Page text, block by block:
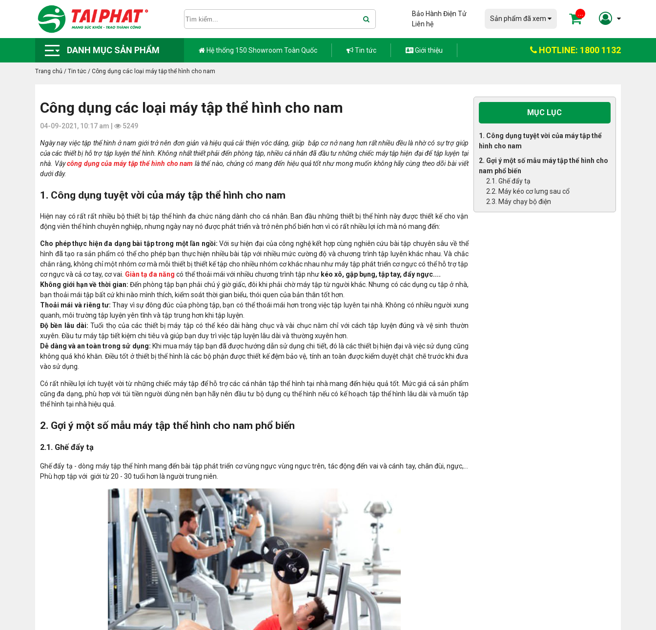
Bảo Hành Điện Tử
Liên hệ
Sản phẩm đã xem
...
DANH MỤC SẢN PHẨM Hệ thống 150 Showroom Toàn Quốc Tin tức Giới thiệu HOTLINE: 1800 1132
Trang chủ / Tin tức / Công dụng các loại máy tập thể hình cho nam
Công dụng các loại máy tập thể hình cho nam
04-09-2021, 10:17 am | 5249
Ngày nay việc tập thể hình ở nam giới trở nên đơn giản và hiệu quả cải thiện vóc dáng, giúp bắp cơ nở nang hơn rất nhiều đều là nhờ có sự trợ giúp
của các thiết bị hỗ trợ tập luyện thể hình. Không nhất thiết phải đến phòng tập, nhiều cá nhân đã đầu tư những chiếc máy tập hiện đại để tập luyện tại
nhà. Vậycông dụng của máy tập thể hình cho nam là thế nào, chúng có mang đến hiệu quả tốt như mong muốn không hãy cùng theo dõi bài viết
dưới đây.
1. Công dụng tuyệt vời của máy tập thể hình cho nam
Hiện nay có rất rất nhiều bộ thiết bị tập thể hình đa chức năng dành cho cá nhân. Ban đầu những thiết bị thể hình này được thiết kế cho vận
động viên thể hình chuyên nghiệp, nhưng ngày nay nó được phát triển và trở nên phổ biến hơn vì có rất nhiều lợi ích mà nó mang đến:
Cho phép thực hiện đa dạng bài tập trong một lần ngồi: Với sự hiện đại của công nghệ kết hợp cùng nghiên cứu bài tập chuyên sâu về thể
hình đã tạo ra sản phẩm có thể cho phép bạn thực hiện nhiều bài tập với nhiều mức cường độ và chương trình tập luyên khác nhau. Và chắc
chắn rằng, không chỉ một nhóm cơ mà mỗi thiết bị thiết kế tập cho nhiều nhóm cơ khác nhau như máy tập phát triển cơ ngực có thể hỗ trợ tập
cơ ngực và cả cơ tay, cơ vai. Giàn tạ đa năng có thể thoải mái với nhiều chương trình tập như kéo xô, gập bụng, tập tay, đẩy ngực....
Không giới hạn về thời gian: Đến phòng tập bạn phải chú ý giờ giấc, đôi khi phải chờ máy tập từ người khác. Nhưng có các dụng cụ tập ở nhà,
bạn thoải mái tập bất cứ khi nào mình thích, kiểm soát thời gian biểu, thói quen của bản thân tốt hơn.
Thoải mái và riêng tư:Thay vì sự đông đúc của phòng tập, bạn có thể thoái mái hơn trong việc tập luyên tại nhà. Không có nhiều người xung
quanh, môi trường tập luyện yên tĩnh và tập trung hơn khi tập luyện.
Độ bền lâu dài:Tuổi thọ của các thiết bị máy tập có thể kéo dài hàng chục và vài chục nằm chỉ với cách tập luyện đúng và vệ sinh thườn
xuyên. Đầu tư máy tập tiết kiệm chi tiêu và giúp bạn duy trì việc tập luyện lâu dài và thường xuyên hơn.
Dễ dàng và an toàn trong sử dụng: Khi mua máy tập bạn đã được hướng dẫn sử dụng chi tiết, đó là các thiết bị hiện đại và việc sử dụng cũng
không quá khó khăn. Điều tốt ở thiết bị thể hình là các bộ phận được thiết kế đệm bảo vệ, tính an toàn được kiểm duyệt chặt chẽ trước khi đưa
vào sử dụng.
Có rất nhiều lợi ích tuyệt vời từ những chiếc máy tập để hỗ trợ các cá nhân tập thể hình tại nhà mang đến hiệu quả tốt. Mức giá cả sản phẩm
cũng đa dạng, phù hơp với túi tiền người dùng nên bạn hãy nên đầu tư bộ dụng cụ thể hình nếu có kế hoạch tập thể hình lâu dài và muốn tập
thể hình tại nhà hiệu quả.
2. Gợi ý một số mẫu máy tập thể hình cho nam phổ biến
2.1. Ghế đẩy tạ
Ghế đẩy tạ - dòng máy tập thể hình mang đến bài tập phát triển cơ vùng ngực vùng ngực trên, tác động đến vai và cánh tay, chân đùi, ngực,…
Phù hợp tập với giới từ 20 - 30 tuổi hơn là người trung niên.
MỤC LỤC
1. Công dụng tuyệt vời của máy tập thể
hình cho nam
2. Gợi ý một số mẫu máy tập thể hình cho
nam phổ biến
2.1. Ghế đẩy tạ
2.2. Máy kéo cơ lưng sau cổ
2.3. Máy chạy bộ điện